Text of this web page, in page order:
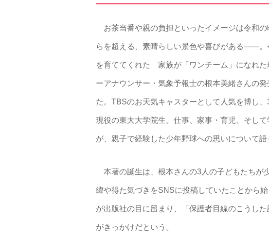
お茶当番や親の負担といったイメージは令和
らを超える、素晴らしい景色や喜びがある――。
を育ててくれた 家族が「ワンチーム」になれた
ーアナウンサー・気象予報士の根本美緒さんの
た。TBSのお天気キャスターとして人気を博し
現役の東大大学院生。仕事、家事・育児、そして
が、親子で経験した少年野球への思いについて語
本著の誕生は、根本さんの3人の子どもたちが
緯や得た気づきをSNSに投稿していたことから
が出版社の目に留まり、「保護者目線のこうし
がきっかけだという。